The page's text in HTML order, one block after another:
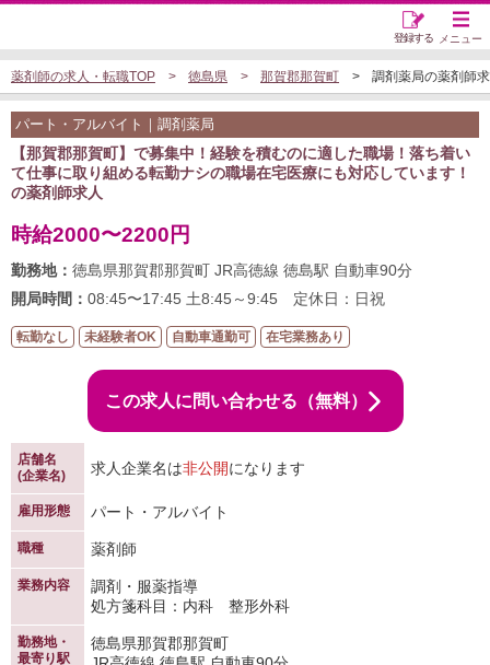
メニュー
登録する
薬剤師の求人・転職TOP 徳島県 那賀郡那賀町 調剤薬局の薬剤師
パート・アルバイト｜調剤薬局
【那賀郡那賀町】で募集中！経験を積むのに適した職場！落ち着い
て仕事に取り組める転勤ナシの職場在宅医療にも対応しています！
の薬剤師求人
時給2000〜2200円
勤務地： 徳島県那賀郡那賀町 JR高徳線 徳島駅 自動車90分
開局時間： 08:45〜17:45 土8:45～9:45 定休日：日祝
転勤なし 未経験者OK 自動車通勤可 在宅業務あり
この求人に問い合わせる（無料）
店舗名
(企業名)
求人企業名は非公開になります
雇用形態 パート・アルバイト
職種 薬剤師
業務内容
調剤・服薬指導
処方箋科目：内科 整形外科
勤務地・
最寄り駅
徳島県那賀郡那賀町